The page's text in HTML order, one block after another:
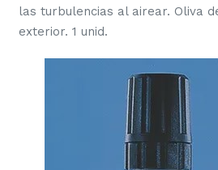
las turbulencias al airear. Oliva
exterior. 1 unid.